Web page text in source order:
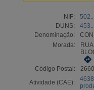
NIF:
502...
DUNS:
453...
Denominação:
Morada:
Código Postal:
Atividade (CAE):